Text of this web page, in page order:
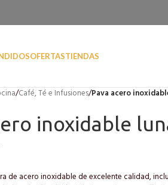
OFERTASTIENDAS
/Café, Té e Infusiones/Pava acero
inoxidable
de acero inoxidable de excelente calidad,